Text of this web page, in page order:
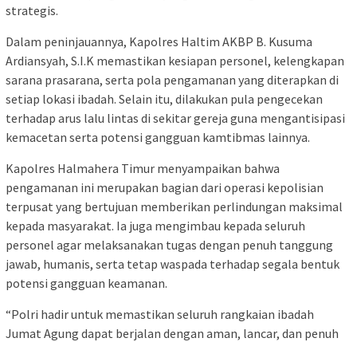
strategis.
Dalam peninjauannya, Kapolres Haltim AKBP B. Kusuma
Ardiansyah, S.I.K memastikan kesiapan personel, kelengkapan
sarana prasarana, serta pola pengamanan yang diterapkan di
setiap lokasi ibadah. Selain itu, dilakukan pula pengecekan
terhadap arus lalu lintas di sekitar gereja guna mengantisipasi
kemacetan serta potensi gangguan kamtibmas lainnya.
Kapolres Halmahera Timur menyampaikan bahwa
pengamanan ini merupakan bagian dari operasi kepolisian
terpusat yang bertujuan memberikan perlindungan maksimal
kepada masyarakat. Ia juga mengimbau kepada seluruh
personel agar melaksanakan tugas dengan penuh tanggung
jawab, humanis, serta tetap waspada terhadap segala bentuk
potensi gangguan keamanan.
“Polri hadir untuk memastikan seluruh rangkaian ibadah
Jumat Agung dapat berjalan dengan aman, lancar, dan penuh